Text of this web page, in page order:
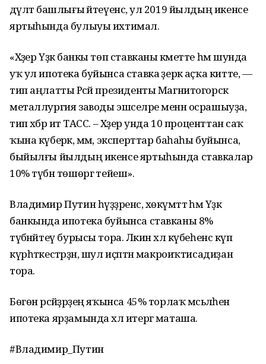
дәүләт башлығы әйтеүенсә, ул 2019 йылдың икенсе
яртыһында булыуы ихтимал.
«Хәҙер Үҙәк банкы төп ставканы кәметте һәм шунда
уҡ ул ипотека буйынса ставка әҙерәк аҫҡа китте, —
тип аңлатты Рәсәй президенты Магнитогорск
металлургия заводы эшселәре менән осрашыуҙа,
тип хәбәр итә ТАСС. – Хәҙер унда 10 проценттан саҡ
ҡына күберәк, әммә, эксперттар баһаһы буйынса,
быйылғы йылдың икенсе яртыһында ставкалар
10% түбән төшөргә тейеш».
Владимир Путин һүҙҙәренсә, хөкүмәттә һәм Үҙәк
банкында ипотека буйынса ставканы 8%
түбәнәйтеү бурысы тора. Ләкин хәл күбеһенсә күп
күрһәткестәрҙән, шул иҫәптән макроиҡтисадиҙан
тора.
Бөгөн рәсәйҙәрҙең яҡынса 45% торлаҡ мәсьәләһен
ипотека ярҙамында хәл итергә маташа.
#Владимир_Путин